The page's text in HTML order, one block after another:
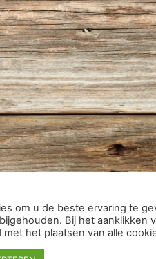
om u de beste ervaring te
Bij het aanklikken
het plaatsen van alle